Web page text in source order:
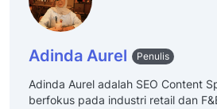
Adinda Aurel Penulis
Adinda Aurel adalah SEO Content
berfokus pada industri retail dan